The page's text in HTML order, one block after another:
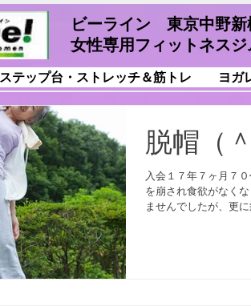
ビーライン 東京中野新
女性専用フィットネス
ステップ台・ストレッチ＆筋トレ ヨガ
脱帽（
入会１７年７ヶ月７
を崩され食欲がなく
ませんでしたが、更